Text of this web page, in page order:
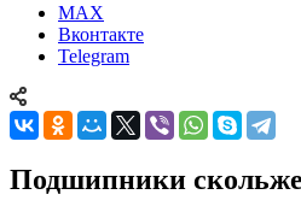
MAX
Вконтакте
Telegram
Подшипники